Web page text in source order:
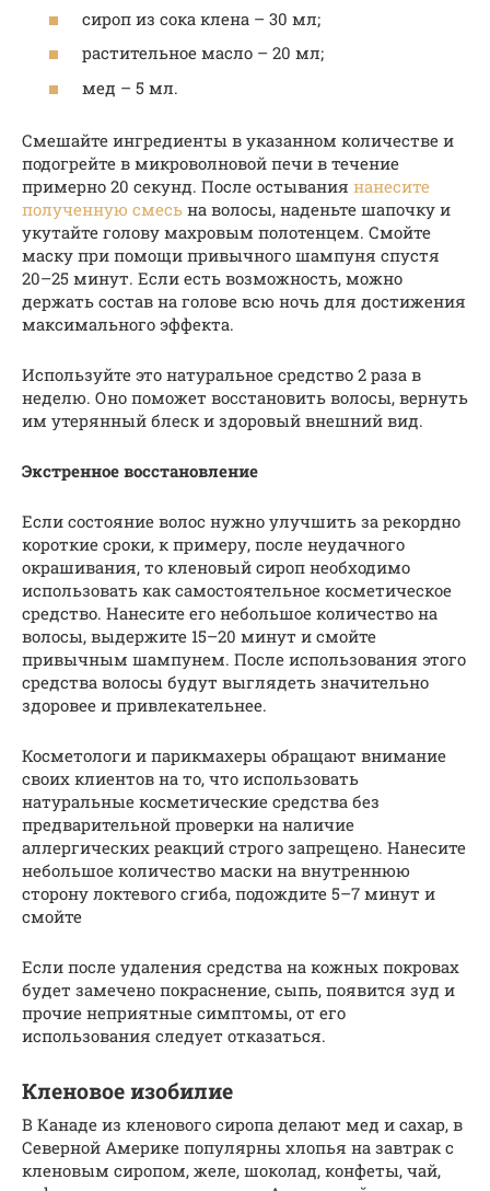
сироп из сока клена – 30 мл;
растительное масло – 20 мл;
мед – 5 мл.
Смешайте ингредиенты в указанном количестве и
подогрейте в микроволновой печи в течение
примерно 20 секунд. После остывания нанесите
полученную смесь на волосы, наденьте шапочку и
укутайте голову махровым полотенцем. Смойте
маску при помощи привычного шампуня спустя
20–25 минут. Если есть возможность, можно
держать состав на голове всю ночь для достижения
максимального эффекта.
Используйте это натуральное средство 2 раза в
неделю. Оно поможет восстановить волосы, вернуть
им утерянный блеск и здоровый внешний вид.
Экстренное восстановление
Если состояние волос нужно улучшить за рекордно
короткие сроки, к примеру, после неудачного
окрашивания, то кленовый сироп необходимо
использовать как самостоятельное косметическое
средство. Нанесите его небольшое количество на
волосы, выдержите 15–20 минут и смойте
привычным шампунем. После использования этого
средства волосы будут выглядеть значительно
здоровее и привлекательнее.
Косметологи и парикмахеры обращают внимание
своих клиентов на то, что использовать
натуральные косметические средства без
предварительной проверки на наличие
аллергических реакций строго запрещено. Нанесите
небольшое количество маски на внутреннюю
сторону локтевого сгиба, подождите 5–7 минут и
смойте
Если после удаления средства на кожных покровах
будет замечено покраснение, сыпь, появится зуд и
прочие неприятные симптомы, от его
использования следует отказаться.
Кленовое изобилие
В Канаде из кленового сиропа делают мед и сахар, в
Северной Америке популярны хлопья на завтрак с
кленовым сиропом, желе, шоколад, конфеты, чай,